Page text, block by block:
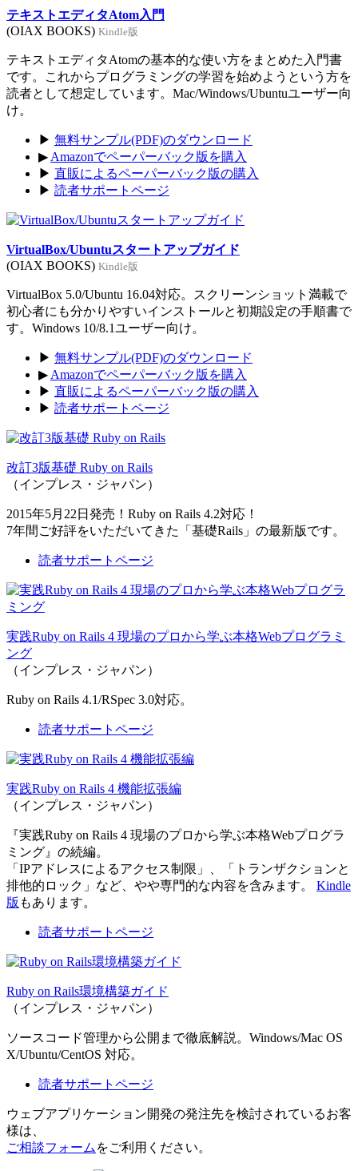
テキストエディタAtom入門
(OIAX BOOKS) Kindle版
テキストエディタAtomの基本的な使い方をまとめた入門書
です。これからプログラミングの学習を始めようという方を
読者として想定しています。Mac/Windows/Ubuntuユーザー向
け。
▶ 無料サンプル(PDF)のダウンロード
▶ Amazonでペーパーバック版を購入
▶ 直販によるペーパーバック版の購入
▶ 読者サポートページ
VirtualBox/Ubuntuスタートアップガイド
(OIAX BOOKS) Kindle版
VirtualBox 5.0/Ubuntu 16.04対応。スクリーンショット満載で
初心者にも分かりやすいインストールと初期設定の手順書で
す。Windows 10/8.1ユーザー向け。
▶ 無料サンプル(PDF)のダウンロード
▶ Amazonでペーパーバック版を購入
▶ 直販によるペーパーバック版の購入
▶ 読者サポートページ
改訂3版基礎 Ruby on Rails
（インプレス・ジャパン）
2015年5月22日発売！Ruby on Rails 4.2対応！
7年間ご好評をいただいてきた「基礎Rails」の最新版です。
読者サポートページ
実践Ruby on Rails 4 現場のプロから学ぶ本格Webプログラミ
ング
（インプレス・ジャパン）
Ruby on Rails 4.1/RSpec 3.0対応。
読者サポートページ
実践Ruby on Rails 4 機能拡張編
（インプレス・ジャパン）
『実践Ruby on Rails 4 現場のプロから学ぶ本格Webプログラ
ミング』の続編。
「IPアドレスによるアクセス制限」、「トランザクションと
排他的ロック」など、やや専門的な内容を含みます。 Kindle
版 もあります。
読者サポートページ
Ruby on Rails環境構築ガイド
（インプレス・ジャパン）
ソースコード管理から公開まで徹底解説。Windows/Mac OS
X/Ubuntu/CentOS 対応。
読者サポートページ
ウェブアプリケーション開発の発注先を検討されているお客
様は、
ご相談フォーム をご利用ください。